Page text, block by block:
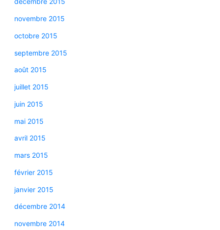
novembre 2015
octobre 2015
septembre 2015
août 2015
juillet 2015
juin 2015
mai 2015
avril 2015
mars 2015
février 2015
janvier 2015
décembre 2014
novembre 2014